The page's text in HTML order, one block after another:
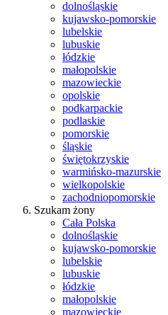
dolnośląskie
kujawsko-pomorskie
lubelskie
lubuskie
łódzkie
małopolskie
mazowieckie
opolskie
podkarpackie
podlaskie
pomorskie
śląskie
świętokrzyskie
warmińsko-mazurskie
wielkopolskie
zachodniopomorskie
Szukam żony
Cała Polska
dolnośląskie
kujawsko-pomorskie
lubelskie
lubuskie
łódzkie
małopolskie
mazowieckie